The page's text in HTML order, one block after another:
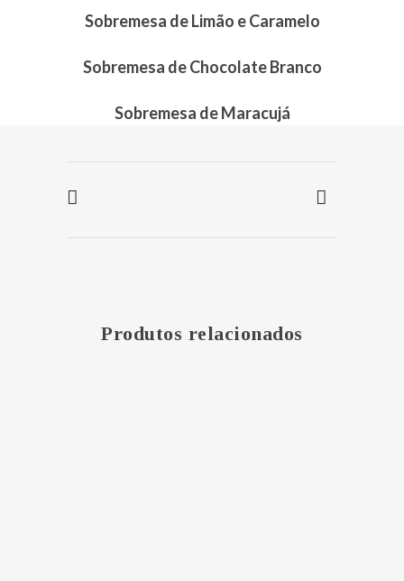
Sobremesa de Limão e Caramelo
Sobremesa de Chocolate Branco
Sobremesa de Maracujá
Produtos relacionados